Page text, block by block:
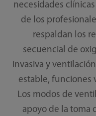
necesidades
de los
respaldan los
secuencial de
invasiva y
estable, funciones
Los modos de
apoyo de la toma